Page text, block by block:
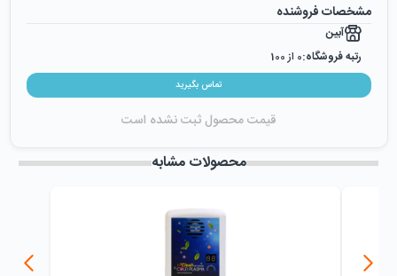
مشخصات فروشنده
آبین
رتبه فروشگاه:0 از 100
زمان ایجاد فروشگاه :یکشنبه ۲۱ مهر ۱۳۹۸
تماس بگیرید
قیمت محصول ثبت نشده است
محصولات مشابه